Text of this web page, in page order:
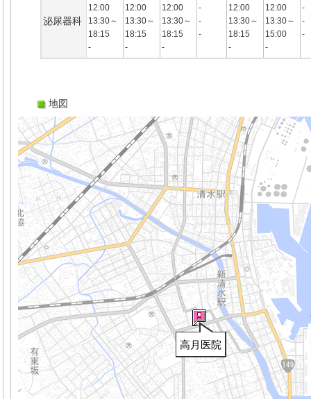
泌尿器科
12:00
13:30～
18:15
-
12:00
13:30～
18:15
-
12:00
13:30～
18:15
-
-
-
-
12:00
13:30～
18:15
-
12:00
13:30～
15:00
-
-
-
-
地図
高月医院